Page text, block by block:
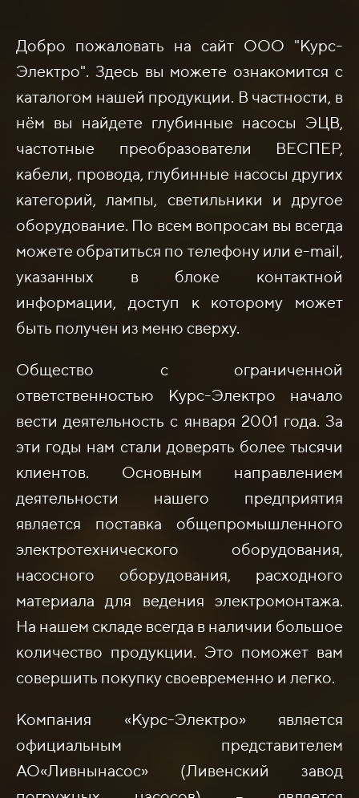
Добро пожаловать на сайт ООО "Курс-
Электро". Здесь вы можете ознакомится с
каталогом нашей продукции. В частности, в
нём вы найдете глубинные насосы ЭЦВ,
частотные преобразователи ВЕСПЕР,
кабели, провода, глубинные насосы других
категорий, лампы, светильники и другое
оборудование. По всем вопросам вы всегда
можете обратиться по телефону или e-mail,
указанных в блоке контактной
информации, доступ к которому может
быть получен из меню сверху.
Общество с ограниченной
ответственностью Курс-Электро начало
вести деятельность с января 2001 года. За
эти годы нам стали доверять более тысячи
клиентов. Основным направлением
деятельности нашего предприятия
является поставка общепромышленного
электротехнического оборудования,
насосного оборудования, расходного
материала для ведения электромонтажа.
На нашем складе всегда в наличии большое
количество продукции. Это поможет вам
совершить покупку своевременно и легко.
Компания «Курс-Электро» является
официальным представителем
АО«Ливнынасос» (Ливенский завод